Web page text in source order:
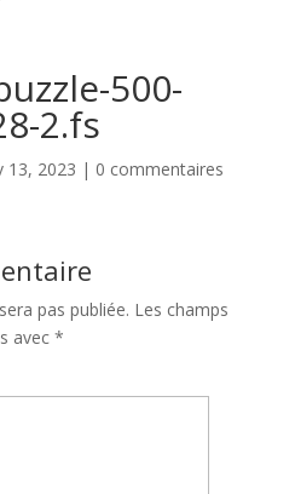
500-
2.fs
13, 2023 | 0 commentaires
pas publiée. Les champs
avec *